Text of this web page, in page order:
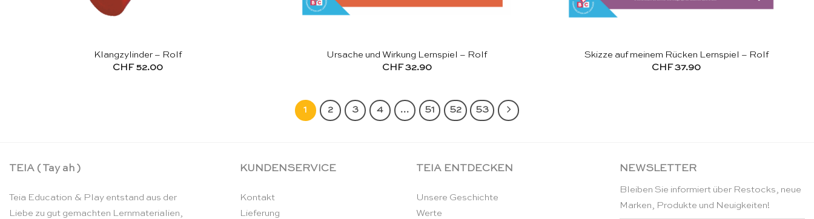
Klangzylinder – Rolf
CHF52.00
Ursache und Wirkung Lernspiel – Rolf
CHF32.90
Skizze auf meinem Rücken Lernspiel – Rolf
CHF37.90
1 2 3 4 … 51 52 53
TEIA ( Tay ah )
Teia Education & Play entstand aus der
Liebe zu gut gemachten Lernmaterialien,
KUNDENSERVICE
Kontakt
Lieferung
TEIA ENTDECKEN
Unsere Geschichte
Werte
NEWSLETTER
Bleiben Sie informiert über Restocks, neue
Marken, Produkte und Neuigkeiten!